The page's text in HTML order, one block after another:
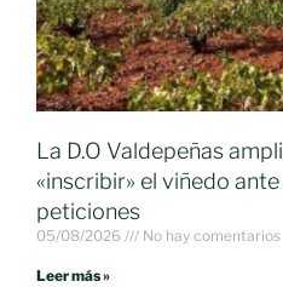
La D.O Valdepeñas
«inscribir» el viñedo
peticiones
05/08/2026 No hay comentarios
Leer más »